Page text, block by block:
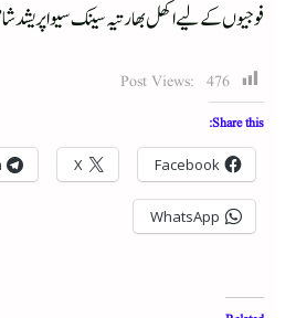
فوجیوں کے لیے اکھل بھارتیہ سینک سیوا پریشد
Post Views: 476
Share this:
Facebook
X
WhatsApp